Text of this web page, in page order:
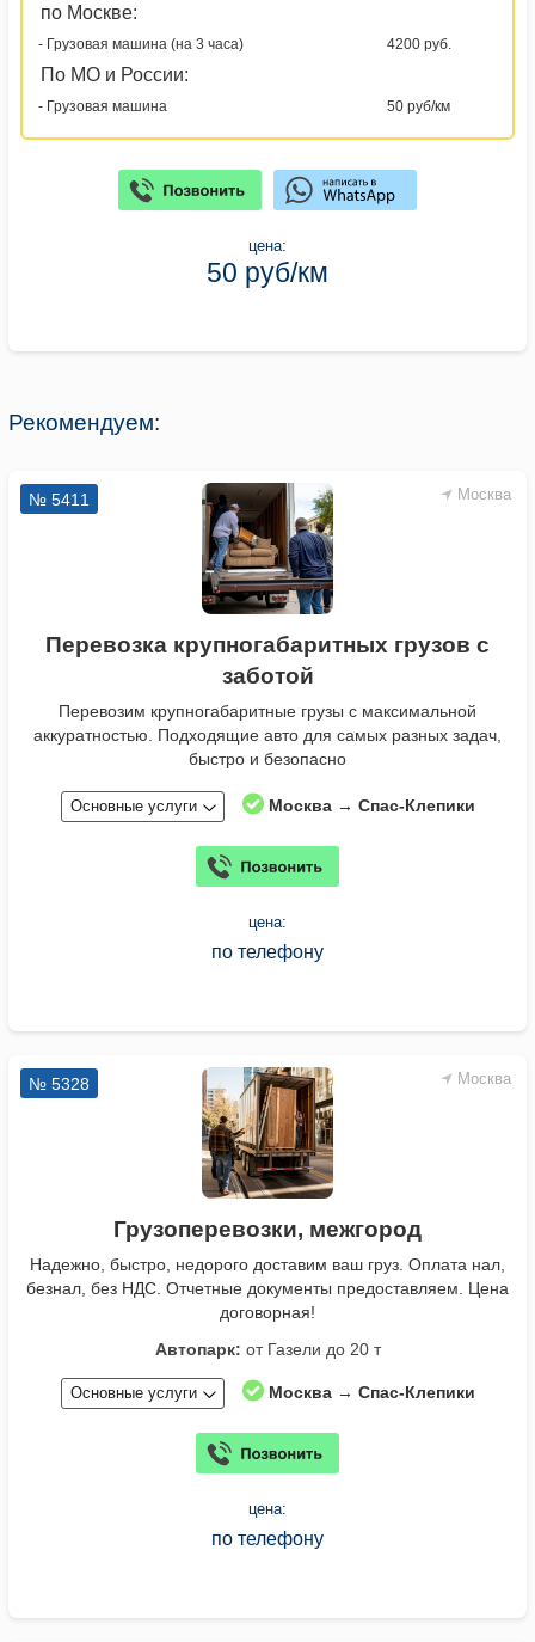
по Москве:
- Грузовая машина (на 3 часа) 4200 руб.
По МО и России:
- Грузовая машина 50 руб/км
цена:
50 руб/км
Рекомендуем:
Москва
№ 5411
Перевозка крупногабаритных грузов с
заботой
Перевозим крупногабаритные грузы с максимальной
аккуратностью. Подходящие авто для самых разных задач,
быстро и безопасно
Основные услуги Москва → Спас-Клепики
цена:
по телефону
Москва
№ 5328
Грузоперевозки, межгород
Надежно, быстро, недорого доставим ваш груз. Оплата нал,
безнал, без НДС. Отчетные документы предоставляем. Цена
договорная!
Автопарк: от Газели до 20 т
Основные услуги Москва → Спас-Клепики
цена:
по телефону